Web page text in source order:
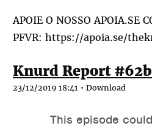
APOIE O NOSSO APOIA.SE
PFVR: https://apoia.se/
Knurd Report #62b
23/12/2019 18:41 • Download